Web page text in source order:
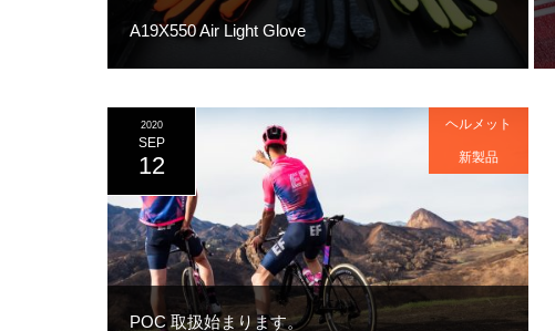
A19X550 Air Light Glove
POC 取扱始まります。
2020
SEP
12
ヘルメット
新製品